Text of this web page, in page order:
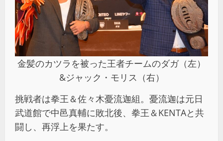
金髪のカツラを被った王者チームのダガ（左）
&ジャック・モリス（右）
挑戦者は拳王＆佐々木憂流迦組。憂流迦は元日
武道館で中邑真輔に敗北後、拳王＆KENTAと共
闘し、再浮上を果たす。